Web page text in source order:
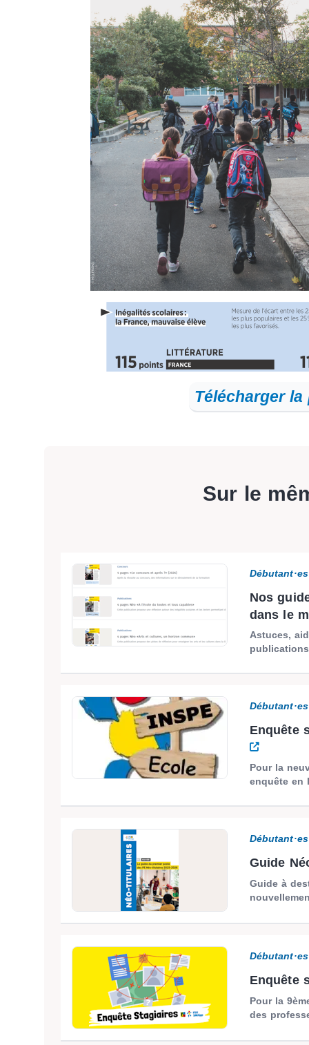
Télécharger
Sur le
Débutant·es
Nos
dans le
Astuces,
Débutant·es
Enquête
Pour la
enquête en
Débutant·es
Guide
Guide à
Débutant·es
Enquête
Pour la
des